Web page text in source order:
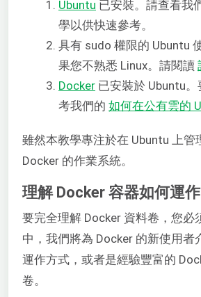
Ubuntu 已安裝。請查看我
學以供快速參考。
具有 sudo 權限的 Ubuntu
果您不熟悉 Linux。請閱讀
Docker 已安裝於 Ubuntu
考我們的 如何在公有雲的
雖然本教學專注於在 Ubuntu 上管
Docker 的作業系統。
理解 Docker 容器如何運作
要完全理解 Docker 資料卷，您
中，我們將為 Docker 的新使用
運作方式，或者是經驗豐富的
卷。